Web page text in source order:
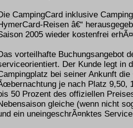
CampingCard inklusive
Reisen â€“
2005 wieder kostenfrei
vorteilhafte Buchungsangebot
Der Kunde legt in
bei seiner Ankunft
je nach Platz 9,50,
50 Prozent des offiziellen
gleiche (wenn nicht
ein uneingeschrÃ¤nktes